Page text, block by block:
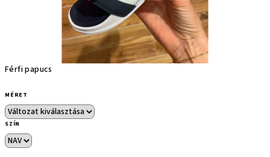
Férfi papucs
MÉRET
SZÍN